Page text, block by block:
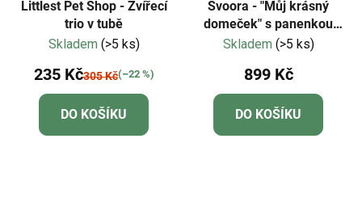
Littlest Pet Shop - Zvířecí
trio v tubě
Skladem (>5 ks)
235 Kč305 Kč(–22 %)
DO KOŠÍKU
Svoora - "Můj krásný
domeček" s panenkou
Lora
Skladem (>5 ks)
899 Kč
DO KOŠÍKU